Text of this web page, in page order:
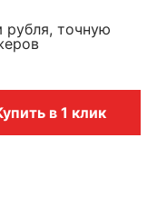
рубля, точную
в 1 клик